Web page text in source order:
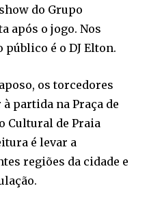
do Grupo
após o jogo. Nos
é o DJ Elton.
os torcedores
partida na Praça de
Cultural de Praia
é levar a
regiões da cidade e